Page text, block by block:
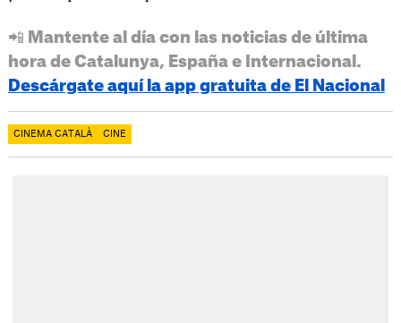
📲 Mantente al día con las noticias de última
hora de Catalunya, España e Internacional.
Descárgate aquí la app gratuita de El Nacional
CINEMA CATALÀ CINE